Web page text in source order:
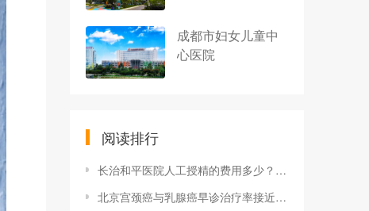
成都市妇女儿童中
心医院
阅读排行
长治和平医院人工授精的费用多少？一次成功
北京宫颈癌与乳腺癌早诊治疗率接近100%